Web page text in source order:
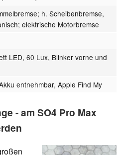
h. Scheibenbremse,
elektrische Motorbremse
LED, 60 Lux, Blinker vorne und
entnehmbar, Apple Find My
- am SO4 Pro Max